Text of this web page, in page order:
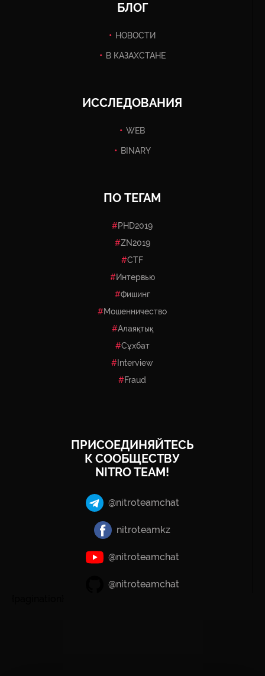
БЛОГ
НОВОСТИ
В КАЗАХСТАНЕ
ИССЛЕДОВАНИЯ
WEB
BINARY
ПО ТЕГАМ
PHD2019
ZN2019
CTF
Интервью
Фишинг
Мошенничество
Алаяқтық
Сұхбат
Interview
Fraud
ПРИСОЕДИНЯЙТЕСЬ
К СООБЩЕСТВУ
NITRO TEAM!
@nitroteamchat
nitroteamkz
@nitroteamchat
@nitroteamchat